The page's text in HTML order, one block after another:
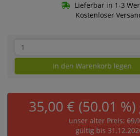
Lieferbar in 1-3
Kostenloser
in den Warenkorb legen
35,00 € (50.01
unser alter Preis:
gültig bis